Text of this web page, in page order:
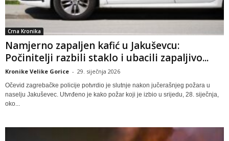
Crna Kronika
Namjerno zapaljen kafić u Jakuševcu:
Počinitelji razbili staklo i ubacili zapaljivo...
Kronike Velike Gorice - 29. siječnja 2026
Očevid zagrebačke policije potvrdio je slutnje nakon jučerašnjeg požara u
naselju Jakuševec. Utvrđeno je kako požar koji je izbio u srijedu, 28. siječnja,
oko...